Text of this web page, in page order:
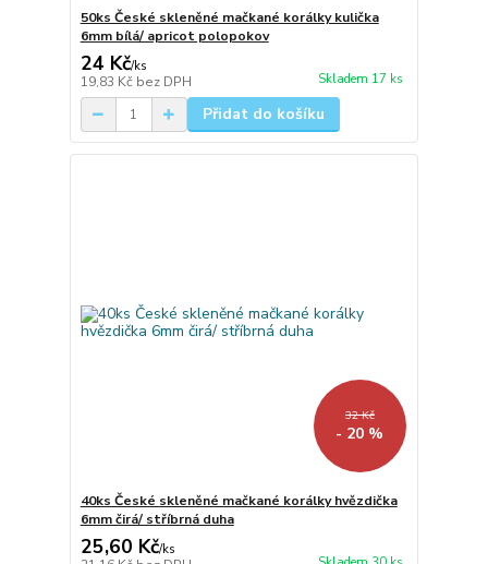
50ks České skleněné mačkané korálky kulička
6mm bílá/ apricot polopokov
24 Kč/ks
19,83 Kč bez DPH Skladem 17 ks
Přidat do košíku
32 Kč
- 20 %
40ks České skleněné mačkané korálky hvězdička
6mm čirá/ stříbrná duha
25,60 Kč/ks